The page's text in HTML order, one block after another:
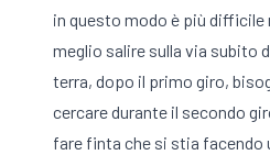
in questo modo è più difficile
meglio salire sulla via subito
terra, dopo il primo giro,
cercare durante il secondo
fare finta che si stia facendo